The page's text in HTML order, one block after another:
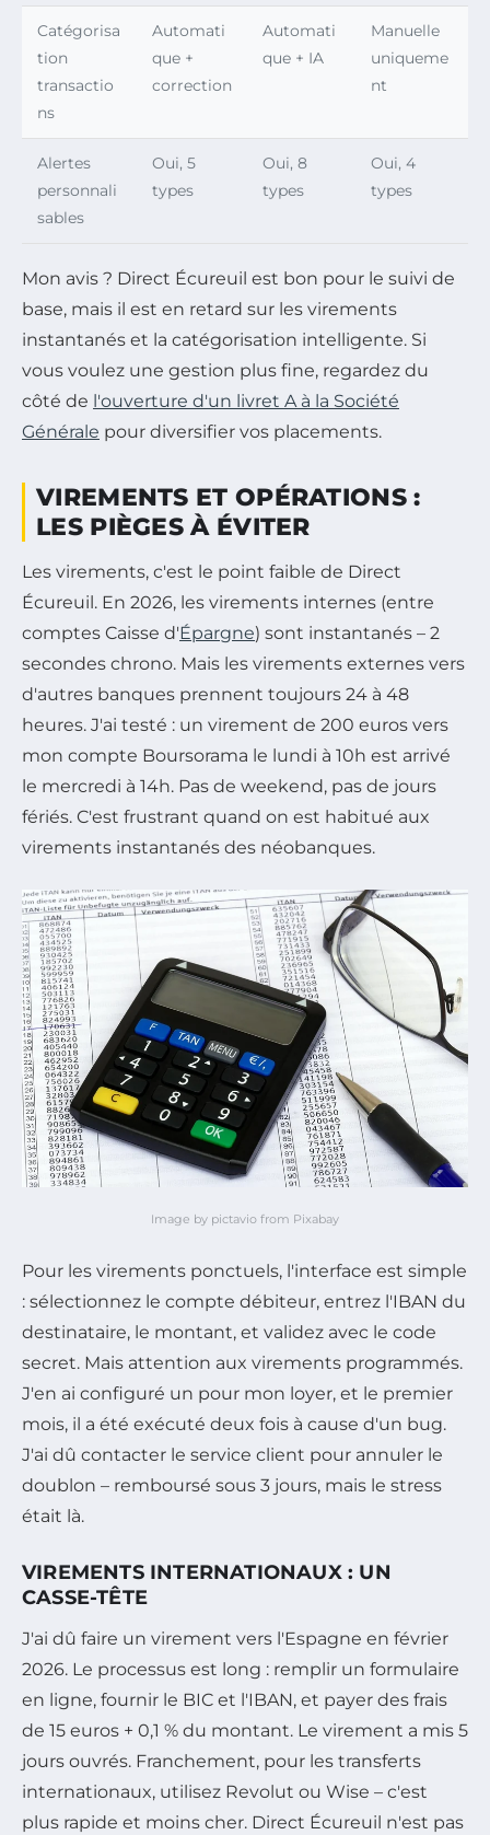
Catégorisa
tion
transactio
ns
Automati
que +
correction
Automati
que + IA
Manuelle
uniqueme
nt
Alertes
personnali
sables
Oui, 5
types
Oui, 8
types
Oui, 4
types
Mon avis ? Direct Écureuil est bon pour le suivi de
base, mais il est en retard sur les virements
instantanés et la catégorisation intelligente. Si
vous voulez une gestion plus fine, regardez du
côté de l'ouverture d'un livret A à la Société
Générale pour diversifier vos placements.
VIREMENTS ET OPÉRATIONS :
LES PIÈGES À ÉVITER
Les virements, c'est le point faible de Direct
Écureuil. En 2026, les virements internes (entre
comptes Caisse d'Épargne) sont instantanés – 2
secondes chrono. Mais les virements externes vers
d'autres banques prennent toujours 24 à 48
heures. J'ai testé : un virement de 200 euros vers
mon compte Boursorama le lundi à 10h est arrivé
le mercredi à 14h. Pas de weekend, pas de jours
fériés. C'est frustrant quand on est habitué aux
virements instantanés des néobanques.
Image by pictavio from Pixabay
Pour les virements ponctuels, l'interface est simple
: sélectionnez le compte débiteur, entrez l'IBAN du
destinataire, le montant, et validez avec le code
secret. Mais attention aux virements programmés.
J'en ai configuré un pour mon loyer, et le premier
mois, il a été exécuté deux fois à cause d'un bug.
J'ai dû contacter le service client pour annuler le
doublon – remboursé sous 3 jours, mais le stress
était là.
VIREMENTS INTERNATIONAUX : UN
CASSE-TÊTE
J'ai dû faire un virement vers l'Espagne en février
2026. Le processus est long : remplir un formulaire
en ligne, fournir le BIC et l'IBAN, et payer des frais
de 15 euros + 0,1 % du montant. Le virement a mis 5
jours ouvrés. Franchement, pour les transferts
internationaux, utilisez Revolut ou Wise – c'est
plus rapide et moins cher. Direct Écureuil n'est pas